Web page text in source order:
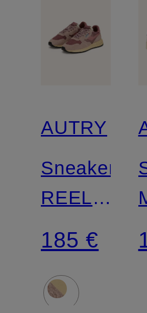
AUTRY
Sneaker
REELWIND
LOW
UT29
185 €